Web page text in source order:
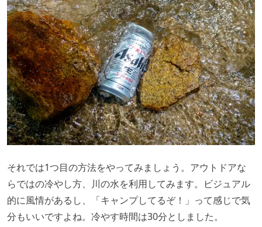
それでは1つ目の方法をやってみましょう。アウトドアな
らではの冷やし方、川の水を利用してみます。ビジュアル
的に風情があるし、「キャンプしてるぞ！」って感じで気
分もいいですよね。冷やす時間は30分としました。